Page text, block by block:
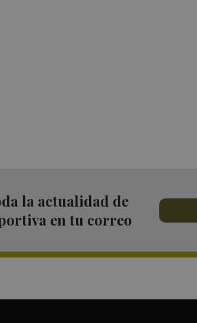
la actualidad de
en tu correo